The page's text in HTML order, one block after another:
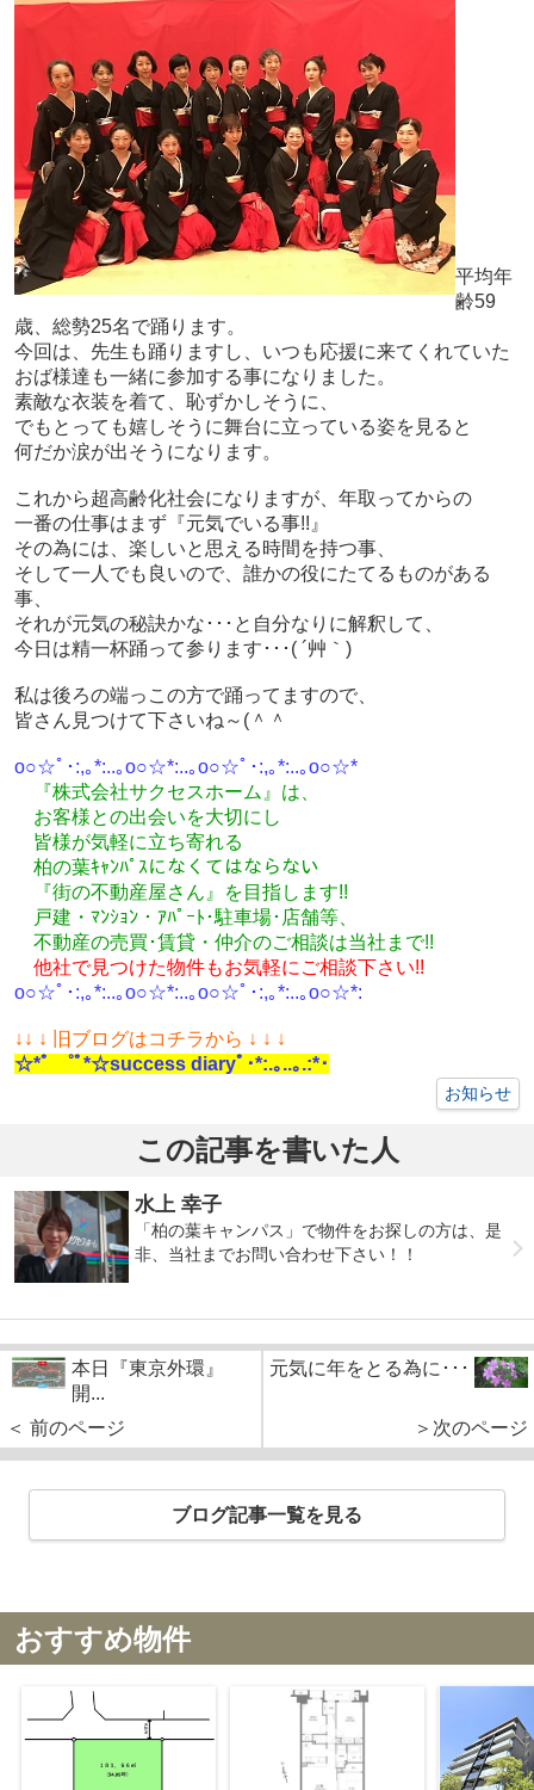
平均年
齢59
歳、総勢25名で踊ります。
今回は、先生も踊りますし、いつも応援に来てくれていた
おば様達も一緒に参加する事になりました。
素敵な衣装を着て、恥ずかしそうに、
でもとっても嬉しそうに舞台に立っている姿を見ると
何だか涙が出そうになります。
これから超高齢化社会になりますが、年取ってからの
一番の仕事はまず『元気でいる事!!』
その為には、楽しいと思える時間を持つ事、
そして一人でも良いので、誰かの役にたてるものがある
事、
それが元気の秘訣かな･･･と自分なりに解釈して、
今日は精一杯踊って参ります･･･( ´艸｀)
私は後ろの端っこの方で踊ってますので、
皆さん見つけて下さいね～(＾＾ゞ
o○☆ﾟ･:,｡*:..｡o○☆*:..｡o○☆ﾟ･:,｡*:..｡o○☆*
『株式会社サクセスホーム』は、
お客様との出会いを大切にし
皆様が気軽に立ち寄れる
柏の葉ｷｬﾝﾊﾟｽになくてはならない
『街の不動産屋さん』を目指します!!
戸建・ﾏﾝｼｮﾝ・ｱﾊﾟｰﾄ･駐車場･店舗等、
不動産の売買･賃貸・仲介のご相談は当社まで!!
他社で見つけた物件もお気軽にご相談下さい!!
o○☆ﾟ･:,｡*:..｡o○☆*:..｡o○☆ﾟ･:,｡*:..｡o○☆*:
↓ ↓ ↓ 旧ブログはコチラから ↓ ↓ ↓
☆*ﾟ ゜ﾟ*☆success diaryﾟ･*:.｡..｡.:*･
お知らせ
この記事を書いた人
水上 幸子
「柏の葉キャンパス」で物件をお探しの方は、是
非、当社までお問い合わせ下さい！！
本日『東京外環』
開...
＜ 前のページ
元気に年をとる為に･･･
＞次のページ
ブログ記事一覧を見る
おすすめ物件